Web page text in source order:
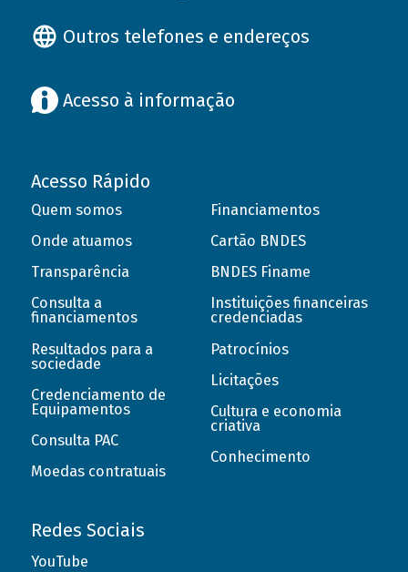
Outros telefones e endereços
Acesso à informação
Acesso Rápido
Quem somos
Onde atuamos
Transparência
Consulta a
financiamentos
Resultados para a
sociedade
Credenciamento de
Equipamentos
Consulta PAC
Moedas contratuais
Financiamentos
Cartão BNDES
BNDES Finame
Instituições financeiras
credenciadas
Patrocínios
Licitações
Cultura e economia
criativa
Conhecimento
Redes Sociais
YouTube